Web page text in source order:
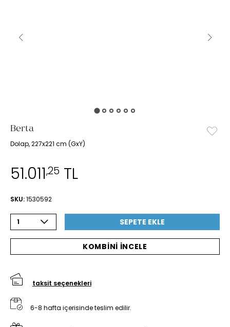
Berta
Dolap, 227x221 cm (GxY)
51.011,25 TL
SKU:1530592
1 SEPETE EKLE
KOMBİNİ İNCELE
taksit seçenekleri
6-8 hafta içerisinde teslim edilir.